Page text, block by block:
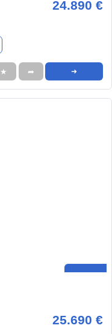
24.890 €
★ ➦ ➜
25.690 €